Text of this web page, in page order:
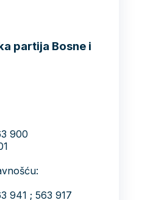
partija Bosne i
900
941 ; 563 917